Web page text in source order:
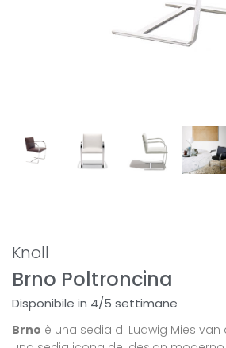
Knoll
Brno Poltroncina
Disponibile in 4/5 settimane
Brno è una sedia di Ludwig Mies van